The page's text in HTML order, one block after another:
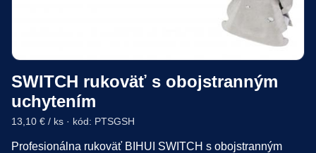
SWITCH rukoväť s obojstranným
uchytením
13,10 € / ks · kód: PTSGSH
Profesionálna rukoväť BIHUI SWITCH s obojstranným